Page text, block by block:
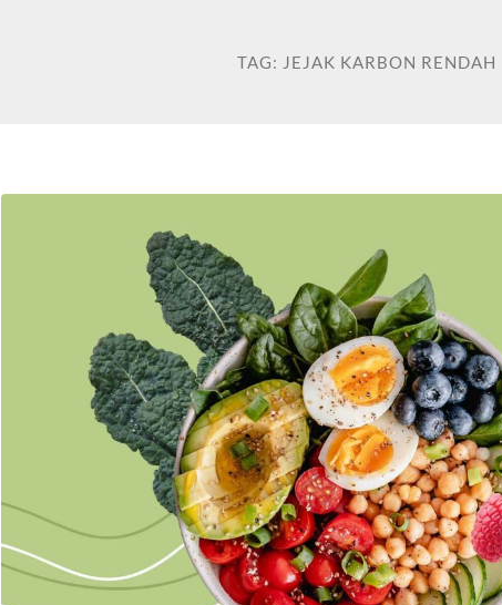
TAG: JEJAK KARBON RENDAH